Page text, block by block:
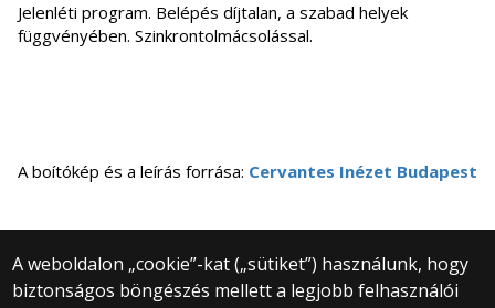
Jelenléti program. Belépés díjtalan, a szabad helyek
függvényében. Szinkrontolmácsolással.
A boítókép és a leírás forrása: Cervantes Inézet Budapest
A weboldalon „cookie”-kat („sütiket”) használunk, hogy
biztonságos böngészés mellett a legjobb felhasználói
© 2025 Eötvös Loránd Tudományegyetem